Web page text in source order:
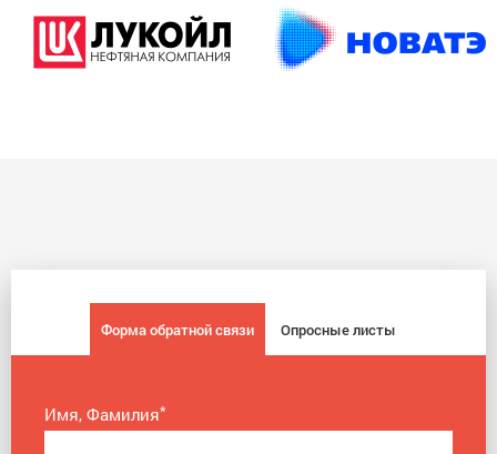
Форма обратной связи Опросные листы
Имя, Фамилия*